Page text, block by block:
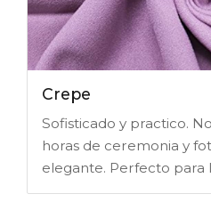
Crepe
Sofisticado y practico.
horas de ceremonia y
elegante. Perfecto para